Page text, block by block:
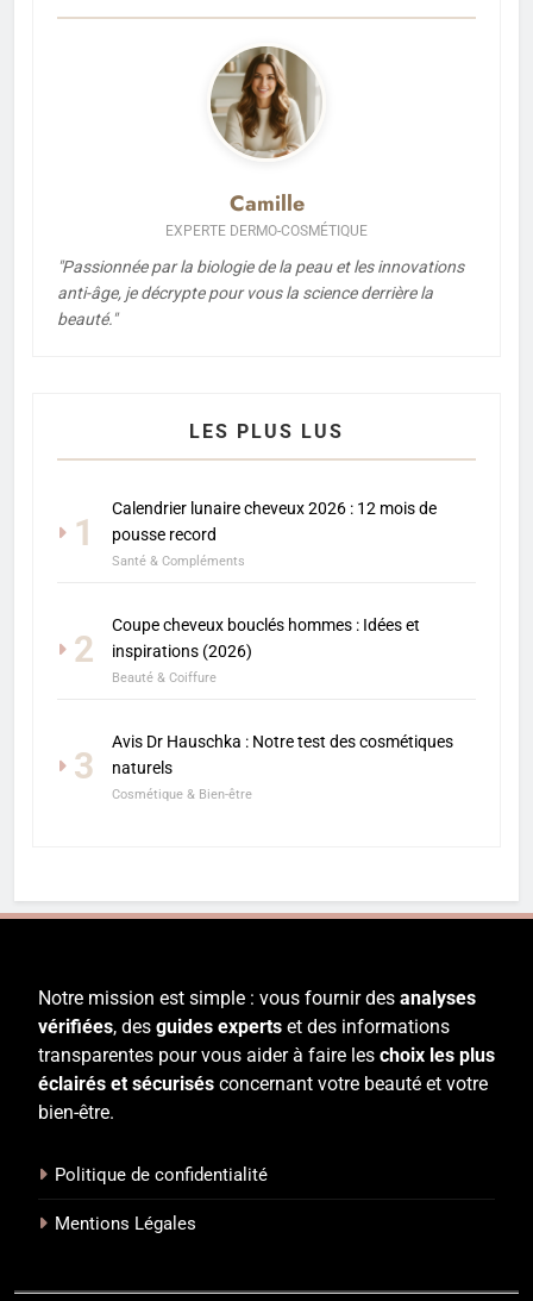
Camille
EXPERTE DERMO-COSMÉTIQUE
"Passionnée par la biologie de la peau et les innovations
anti-âge, je décrypte pour vous la science derrière la
beauté."
LES PLUS LUS
1
Calendrier lunaire cheveux 2026 : 12 mois de
pousse record
Santé & Compléments
2
Coupe cheveux bouclés hommes : Idées et
inspirations (2026)
Beauté & Coiffure
3
Avis Dr Hauschka : Notre test des cosmétiques
naturels
Cosmétique & Bien-être
Notre mission est simple : vous fournir des analyses
vérifiées, des guides experts et des informations
transparentes pour vous aider à faire les choix les plus
éclairés et sécurisés concernant votre beauté et votre
bien-être.
Politique de confidentialité
Mentions Légales